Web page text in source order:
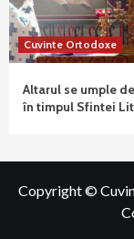
Cuvinte Ortodoxe
Altarul se umple
în timpul Sfintei
Copyright ©